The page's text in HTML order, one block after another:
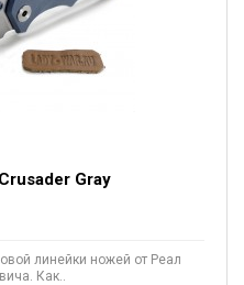
Gray
линейки ножей от Реал
Как..